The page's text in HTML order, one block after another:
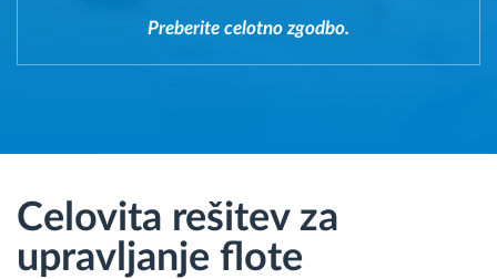
Preberite celotno zgodbo.
Celovita rešitev za
upravljanje flote